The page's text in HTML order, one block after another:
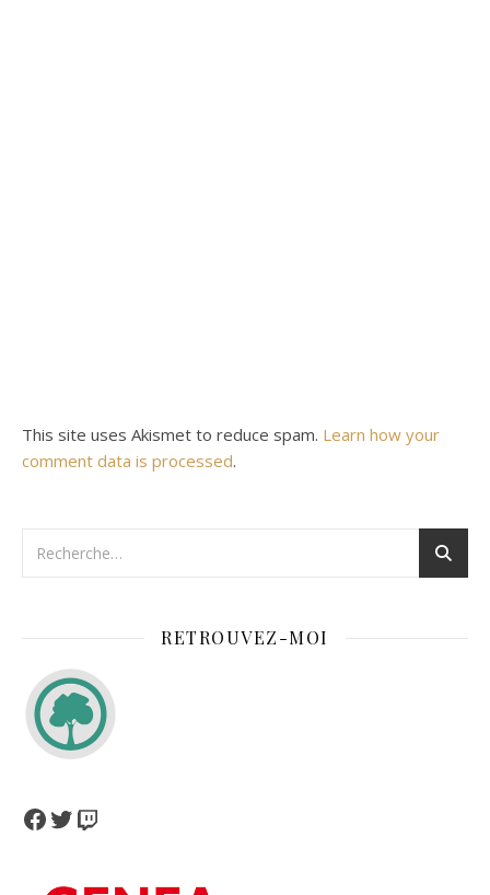
This site uses Akismet to reduce spam. Learn how your
comment data is processed.
RETROUVEZ-MOI
Facebook
TwitterTwitch